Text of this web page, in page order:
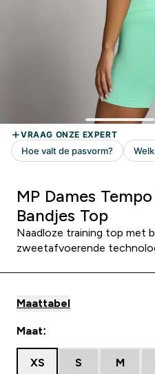
MP Dames
Bandjes Top
Naadloze training top met
zweetafvoerende
Maattabel
Maat:
XS S M